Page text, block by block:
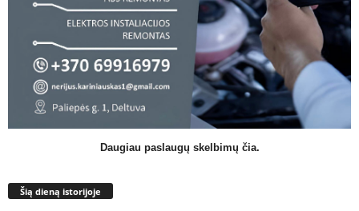
Daugiau paslaugų skelbimų čia.
Šią dieną istorijoje